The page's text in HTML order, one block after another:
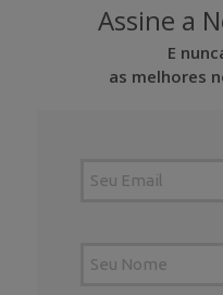
Assine a
E
as melhores